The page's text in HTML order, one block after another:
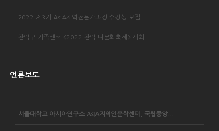
2022 제3기 AsIA지역전문가과정 수강생 모집
관악구 가족센터 <2022 관악 다문화축제> 개최
언론보도
서울대학교 아시아연구소 AsIA지역인문학센터, 국립중앙...